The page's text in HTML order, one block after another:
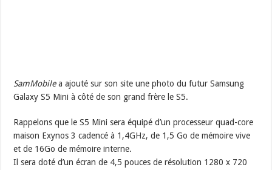
SamMobilea ajouté sur son site une photo du futur Samsung
Galaxy S5 Mini à côté de son grand frère le S5.
Rappelons que le S5 Mini sera équipé d’un processeur quad-core
maison Exynos 3 cadencé à 1,4GHz, de 1,5 Go de mémoire vive
et de 16Go de mémoire interne.
Il sera doté d’un écran de 4,5 pouces de résolution 1280 x 720